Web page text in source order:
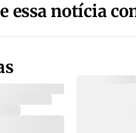
essa notícia